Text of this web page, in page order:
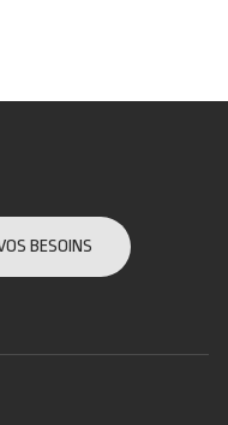
BESOINS